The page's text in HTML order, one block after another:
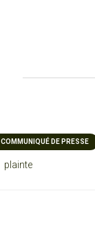
COMMUNIQUÉ DE PRESSE
plainte